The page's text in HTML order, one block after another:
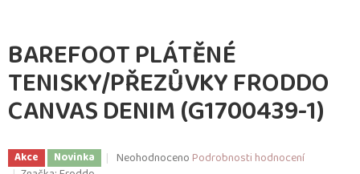
BAREFOOT PLÁTĚNÉ
TENISKY/PŘEZŮVKY FRODDO
CANVAS DENIM (G1700439-1)
Akce Novinka
Průměrné
NeohodnocenoPodrobnosti hodnocení